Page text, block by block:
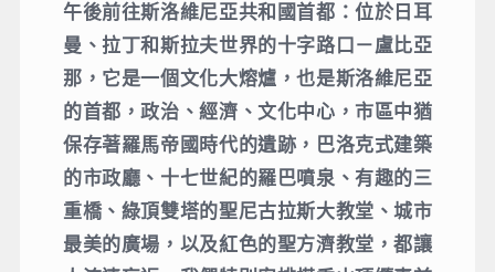
午後前往斯洛維尼亞共和國首都：位於日耳
曼、拉丁和斯拉夫世界的十字路口－盧比亞
那，它是一個文化大熔爐，也是斯洛維尼亞
的首都，政治、經濟、文化中心，市區中猶
保存著羅馬帝國時代的遺跡，巴洛克式建築
的市政廳、十七世紀的羅巴噴泉、有趣的三
重橋、綠頂雙塔的聖尼古拉斯大教堂、城市
最美的廣場，以及紅色的聖方濟教堂，都讓